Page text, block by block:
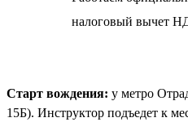
налоговый вычет
Старт вождения: у метро
15Б). Инструктор подъедет к